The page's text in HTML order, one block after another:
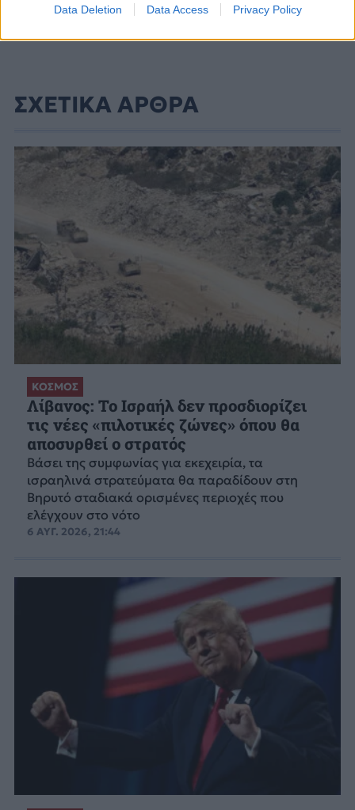
Data Deletion Data Access Privacy Policy
ΣΧΕΤΙΚΑ ΑΡΘΡΑ
ΚΟΣΜΟΣ
Λίβανος: Το Ισραήλ δεν προσδιορίζει
τις νέες «πιλοτικές ζώνες» όπου θα
αποσυρθεί ο στρατός
Βάσει της συμφωνίας για εκεχειρία, τα
ισραηλινά στρατεύματα θα παραδίδουν στη
Βηρυτό σταδιακά ορισμένες περιοχές που
ελέγχουν στο νότο
6 ΑΥΓ. 2026, 21:44